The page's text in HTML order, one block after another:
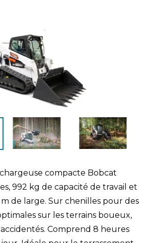
compacte Bobcat
992 kg de capacité de travail et
de large. Sur chenilles pour des
sur les terrains boueux,
Comprend 8 heures